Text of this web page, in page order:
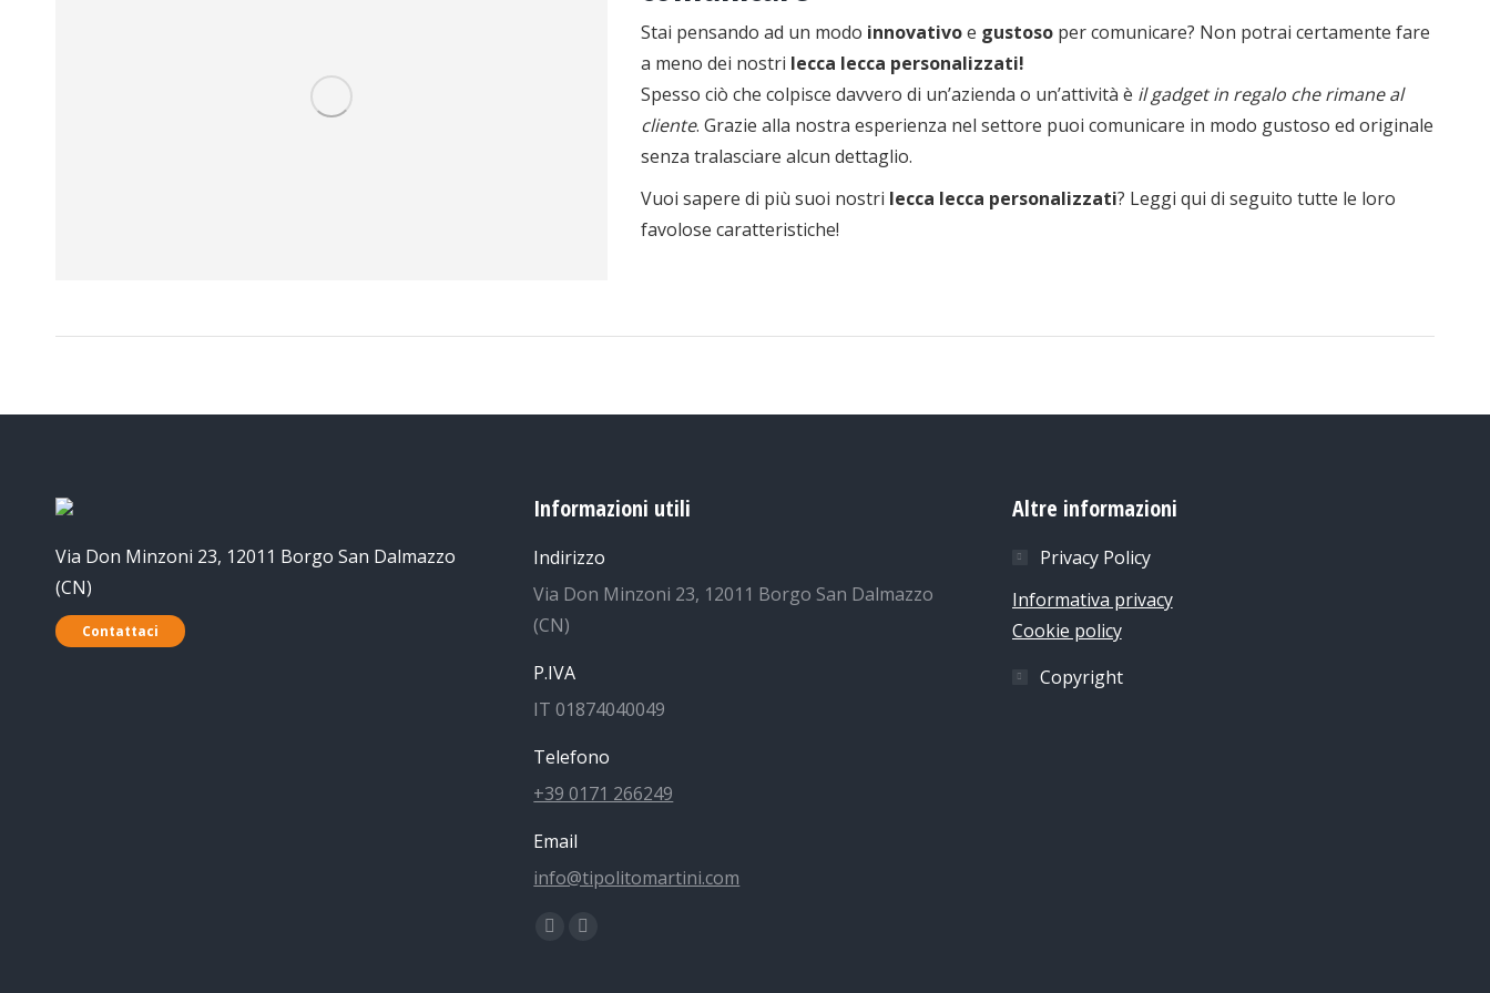
Stai pensando ad un modo innovativoe gustosoper comunicare? Non potrai certamente fare
a meno dei nostri lecca lecca personalizzati!
Spesso ciò che colpisce davvero di un’azienda o un’attività è il gadget in regalo che rimane al
cliente. Grazie alla nostra esperienza nel settore puoi comunicare in modo gustoso ed originale
senza tralasciare alcun dettaglio.
Vuoi sapere di più suoi nostri lecca lecca personalizzati? Leggi qui di seguito tutte le loro
favolose caratteristiche!
Via Don Minzoni 23, 12011 Borgo San Dalmazzo
(CN)
Contattaci
Informazioni utili
Indirizzo
Via Don Minzoni 23, 12011 Borgo San Dalmazzo
(CN)
P.IVA
IT 01874040049
Telefono
+39 0171 266249
Email
info@tipolitomartini.com
Find us on:
Altre informazioni
Privacy Policy
Informativa privacy
Cookie policy
Copyright